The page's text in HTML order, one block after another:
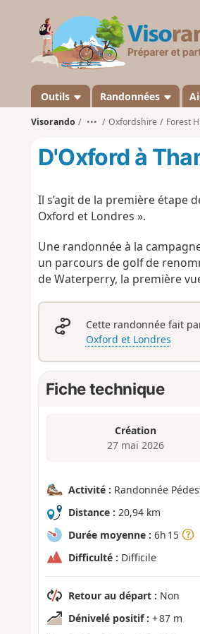
Outils Randonnées
Visorando ••• Oxfordshire Forest
D'Oxford à
Il s’agit de la première étape
Oxford et Londres ».
Une randonnée à la
un parcours de golf de
de Waterperry, la première
Cette randonnée fait
Oxford et Londres
Fiche technique
Création
27 mai 2026
Activité : Randonnée
Distance : 20,94 km
Durée moyenne : 6h 15
Difficulté : Difficile
Retour au départ : Non
Dénivelé positif : + 87 m